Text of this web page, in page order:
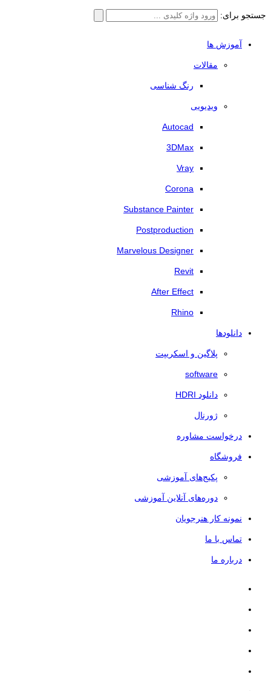
جستجو برای:
آموزش ها
مقالات
رنگ شناسی
ویدیویی
Autocad
3DMax
Vray
Corona
Substance Painter
Postproduction
Marvelous Designer
Revit
After Effect
Rhino
دانلودها
پلاگین و اسکریپت
software
دانلود HDRI
ژورنال
درخواست مشاوره
فروشگاه
پکیج‌های آموزشی
دوره‌های آنلاین آموزشی
نمونه کار هنرجویان
تماس با ما
درباره ما